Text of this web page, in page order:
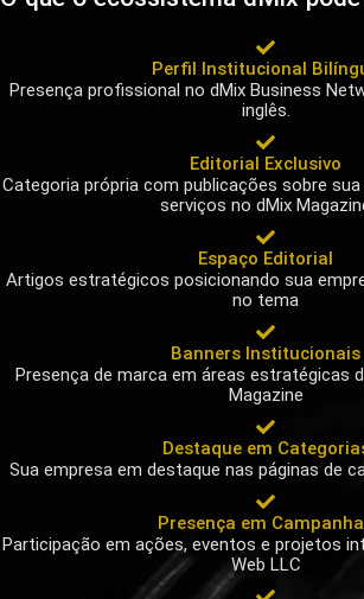
Perfil Institucional
Presença profissional no dMix Business
inglês.
Editorial Exclusivo
Categoria própria com publicações sobre
serviços no dMix
Espaço Editorial
Artigos estratégicos posicionando sua
no tema
Banners Institucionais
Presença de marca em áreas estratégicas
Magazine
Destaque em
Sua empresa em destaque nas páginas de
Presença em
Participação em ações, eventos e projetos
Web LLC